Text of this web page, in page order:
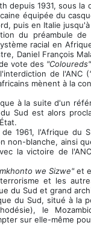
depuis 1931, sous
équipée du
puis en Italie
du préambule
racial en
Daniel François
vote des "Coloureds"
de l'ANC (
mènent à la
à la suite d'un
Sud est alors
1961, l'Afrique
non-blanche, ainsi
la victoire de
we Sizwe"et
et les
du Sud et grand
du Sud, situé à
le
sur elle-même